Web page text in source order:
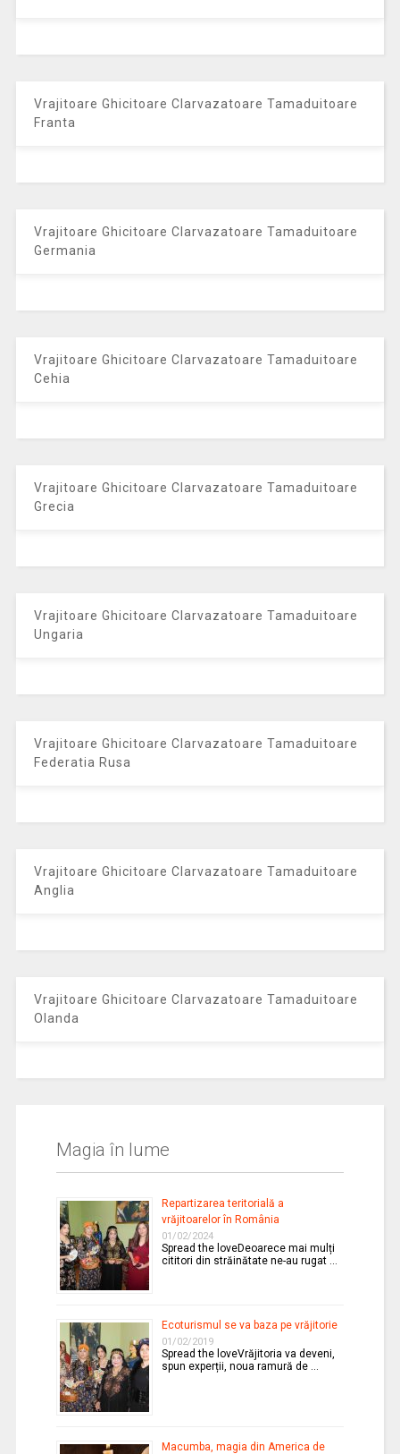
Vrajitoare Ghicitoare Clarvazatoare Tamaduitoare
Franta
Vrajitoare Ghicitoare Clarvazatoare Tamaduitoare
Germania
Vrajitoare Ghicitoare Clarvazatoare Tamaduitoare
Cehia
Vrajitoare Ghicitoare Clarvazatoare Tamaduitoare
Grecia
Vrajitoare Ghicitoare Clarvazatoare Tamaduitoare
Ungaria
Vrajitoare Ghicitoare Clarvazatoare Tamaduitoare
Federatia Rusa
Vrajitoare Ghicitoare Clarvazatoare Tamaduitoare
Anglia
Vrajitoare Ghicitoare Clarvazatoare Tamaduitoare
Olanda
Magia în lume
Repartizarea teritorială a
vrăjitoarelor în România
01/02/2024
Spread the loveDeoarece mai mulți
cititori din străinătate ne-au rugat …
Ecoturismul se va baza pe vrăjitorie
01/02/2019
Spread the loveVrăjitoria va deveni,
spun experții, noua ramură de …
Macumba, magia din America de